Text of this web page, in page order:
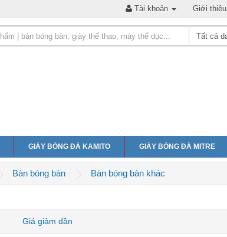
Tài khoản Giới thiệu
GIÀY BÓNG ĐÁ KAMITO GIÀY BÓNG ĐÁ MITRE
Bàn bóng bàn Bàn bóng bàn khác
Giá giảm dần